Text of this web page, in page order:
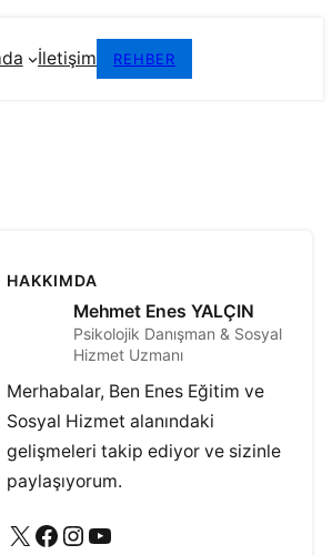
İletişim REHBER
HAKKIMDA
Mehmet Enes YALÇIN
Psikolojik Danışman & Sosyal
Hizmet Uzmanı
Merhabalar, Ben Enes Eğitim ve
Sosyal Hizmet alanındaki
gelişmeleri takip ediyor ve sizinle
paylaşıyorum.
X Facebook Instagram YouTube